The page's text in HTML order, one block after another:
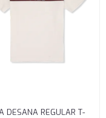
DESANA REGULAR T-